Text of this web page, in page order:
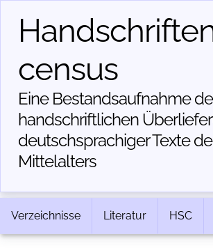
census
Eine Bestandsaufnahme
handschriftlichen
deutschsprachiger Texte
Mittelalters
Verzeichnisse Literatur HSC